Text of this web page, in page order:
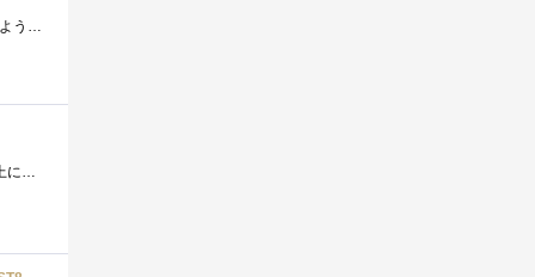
パイオニアの光学ドライヴ分野からの撤退で、急激にPC用Blu-rayドライヴが市場から消え始めているので、将来困らないようにいろいろ買い増して�...
中古で購入したDellOptiPlex5090SmallFormに、Wi-Fi機能を追加してみました。まず本体を確認すると、マザーボード上にM.2WLANスロットが用意されていた�...